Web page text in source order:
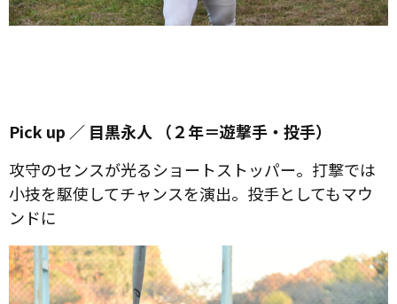
Pick up ／ 目黒永人 （２年＝遊撃手・投手）
攻守のセンスが光るショートストッパー。打撃では
小技を駆使してチャンスを演出。投手としてもマウ
ンドに